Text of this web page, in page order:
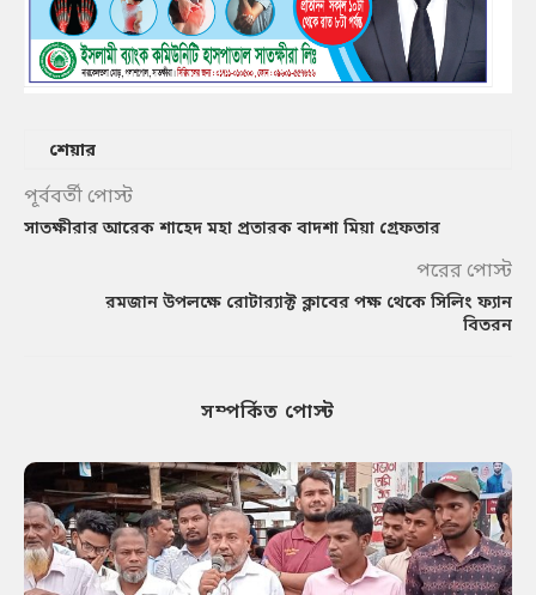
শেয়ার
পূর্ববর্তী পোস্ট
সাতক্ষীরার আরেক শাহেদ মহা প্রতারক বাদশা মিয়া গ্রেফতার
পরের পোস্ট
রমজান উপলক্ষে রোটার‍্যাক্ট ক্লাবের পক্ষ থেকে সিলিং ফ্যান
বিতরন
সম্পর্কিত পোস্ট